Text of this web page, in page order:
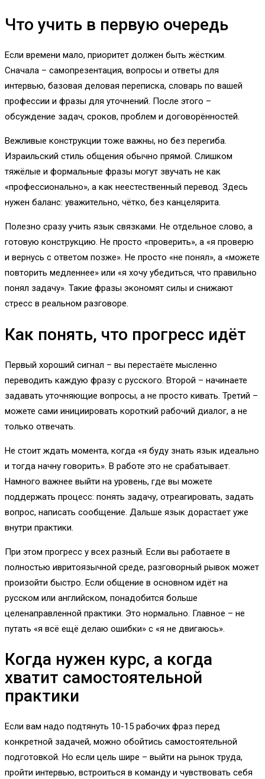
Что учить в первую очередь
Если времени мало, приоритет должен быть жёстким.
Сначала – самопрезентация, вопросы и ответы для
интервью, базовая деловая переписка, словарь по вашей
профессии и фразы для уточнений. После этого –
обсуждение задач, сроков, проблем и договорённостей.
Вежливые конструкции тоже важны, но без перегиба.
Израильский стиль общения обычно прямой. Слишком
тяжёлые и формальные фразы могут звучать не как
«профессионально», а как неестественный перевод. Здесь
нужен баланс: уважительно, чётко, без канцелярита.
Полезно сразу учить язык связками. Не отдельное слово, а
готовую конструкцию. Не просто «проверить», а «я проверю
и вернусь с ответом позже». Не просто «не понял», а «можете
повторить медленнее» или «я хочу убедиться, что правильно
понял задачу». Такие фразы экономят силы и снижают
стресс в реальном разговоре.
Как понять, что прогресс идёт
Первый хороший сигнал – вы перестаёте мысленно
переводить каждую фразу с русского. Второй – начинаете
задавать уточняющие вопросы, а не просто кивать. Третий –
можете сами инициировать короткий рабочий диалог, а не
только отвечать.
Не стоит ждать момента, когда «я буду знать язык идеально
и тогда начну говорить». В работе это не срабатывает.
Намного важнее выйти на уровень, где вы можете
поддержать процесс: понять задачу, отреагировать, задать
вопрос, написать сообщение. Дальше язык дорастает уже
внутри практики.
При этом прогресс у всех разный. Если вы работаете в
полностью ивритоязычной среде, разговорный рывок может
произойти быстро. Если общение в основном идёт на
русском или английском, понадобится больше
целенаправленной практики. Это нормально. Главное – не
путать «я всё ещё делаю ошибки» с «я не двигаюсь».
Когда нужен курс, а когда
хватит самостоятельной
практики
Если вам надо подтянуть 10-15 рабочих фраз перед
конкретной задачей, можно обойтись самостоятельной
подготовкой. Но если цель шире – выйти на рынок труда,
пройти интервью, встроиться в команду и чувствовать себя